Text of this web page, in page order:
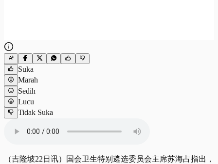
Suka
Marah
Sedih
Lucu
Tidak Suka
（吉隆坡22日讯）国会卫生特别遴选委员会主席苏海占指出，